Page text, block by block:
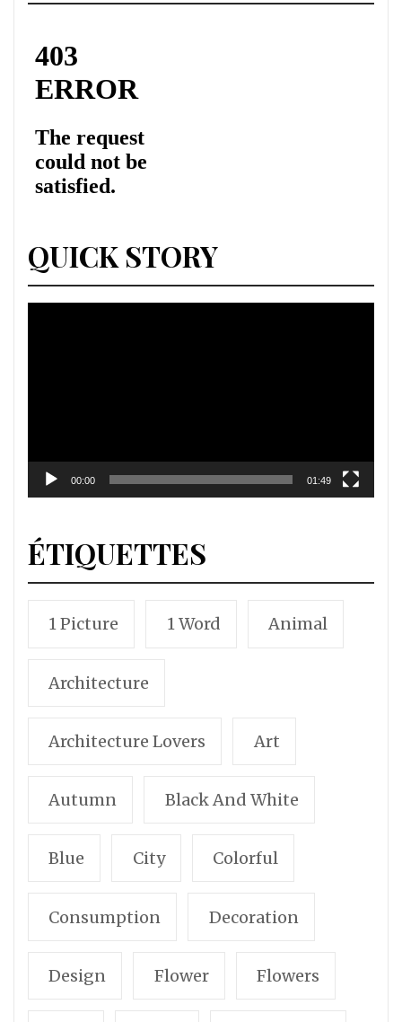
QUICK STORY
00:00 01:49
ÉTIQUETTES
1 Picture 1 Word Animal
Architecture
Architecture Lovers Art
Autumn Black And White
Blue City Colorful
Consumption Decoration
Design Flower Flowers